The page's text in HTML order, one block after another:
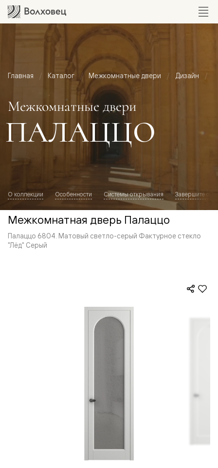
Главная Каталог Межкомнатные двери Дизайн
Межкомнатные двери
ПАЛАЦЦО
О коллекции Особенности Системы открывания Завершите
Межкомнатная дверь Палаццо
Палаццо 6804. Матовый светло-серый Фактурное стекло
"Лёд" Серый